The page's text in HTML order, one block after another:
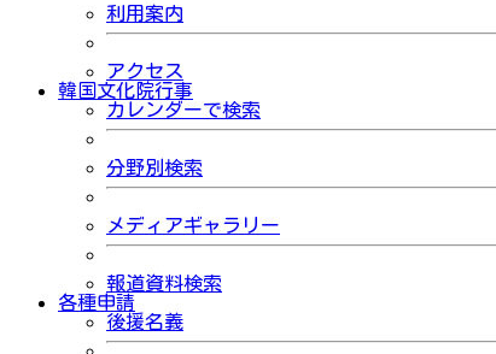
利用案内
アクセス
韓国文化院行事
カレンダーで検索
分野別検索
メディアギャラリー
報道資料検索
各種申請
後援名義